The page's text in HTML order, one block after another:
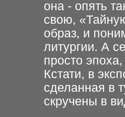
она - опять
свою,
образ, и
литургии. А
просто
Кстати, в
сделанная в
скручены в